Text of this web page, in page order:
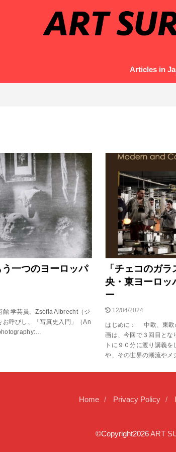
Articles in
う一つのヨーロッパ
学芸員、Zsófia Albrecht（ジ
お呼びし、「写真史入門」（An
「チェコのガ
央・東ヨーロッ
ー
12/04/2024
はじめに： 中欧、東欧
画は、今回で３回目とな
トに９０分に渡り講義
や、その世界の潮流や
Home Privacy Policy
©Copyright2026ART